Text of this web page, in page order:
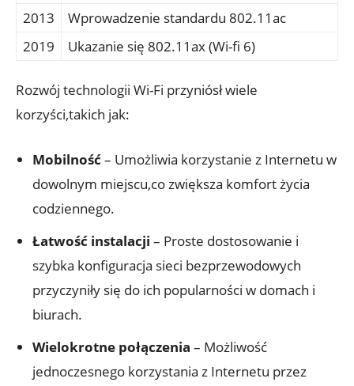
2013
Wprowadzenie standardu 802.11ac
2019
Ukazanie się 802.11ax‌ (Wi-fi 6)
Rozwój​ technologii Wi-Fi przyniósł⁢ wiele
korzyści,takich jak:
Mobilność– Umożliwia korzystanie z Internetu ‌w
‌dowolnym miejscu,co ​zwiększa komfort życia
codziennego.
Łatwość instalacji – ⁣Proste‍ dostosowanie⁤ i
szybka konfiguracja‌ sieci‌ bezprzewodowych
przyczyniły ‍się ‍do ich popularności ‌w domach ⁤i
biurach.
Wielokrotne połączenia –⁢ Możliwość‍
jednoczesnego korzystania z Internetu przez